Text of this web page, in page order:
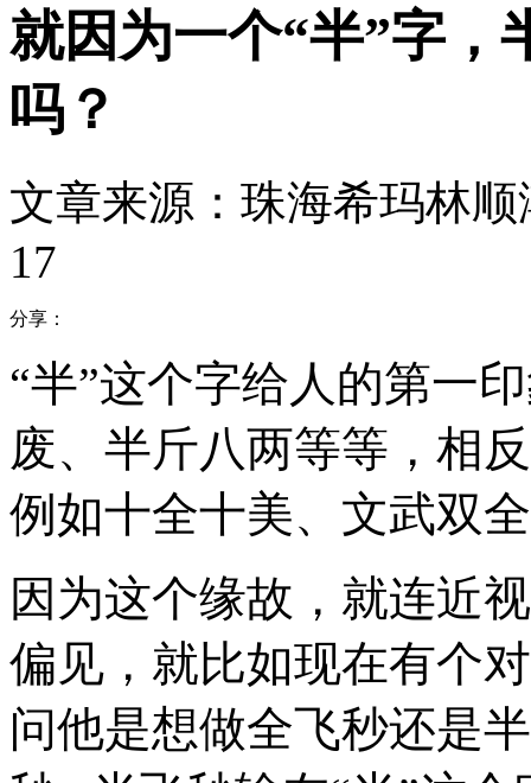
就因为一个“半”字，
吗？
文章来源：珠海希玛林
17
分享：
“半”这个字给人的第一
废、半斤八两等等，相
例如十全十美、文武双
因为这个缘故，就连近
偏见，就比如现在有个
问他是想做全飞秒还是